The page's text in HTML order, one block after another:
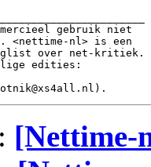
gebruik niet
<nettime-nl> is een
over net-kritiek.
edities:
[Nettime-